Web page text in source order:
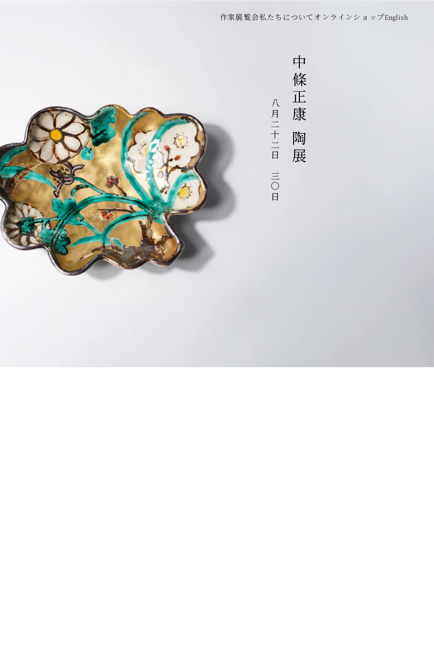
作家展覧会私たちについてオンラインショップEnglish
中條正康 陶展
八月二十二日～三〇日